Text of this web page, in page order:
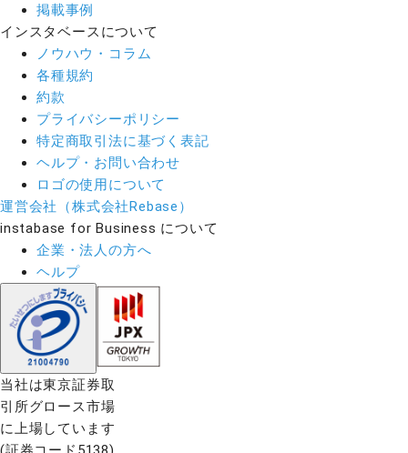
掲載事例
インスタベースについて
ノウハウ・コラム
各種規約
約款
プライバシーポリシー
特定商取引法に基づく表記
ヘルプ・お問い合わせ
ロゴの使用について
運営会社（株式会社Rebase）
instabase for Business について
企業・法人の方へ
ヘルプ
当社は東京証券取
引所グロース市場
に上場しています